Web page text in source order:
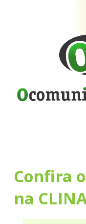
Confira
na